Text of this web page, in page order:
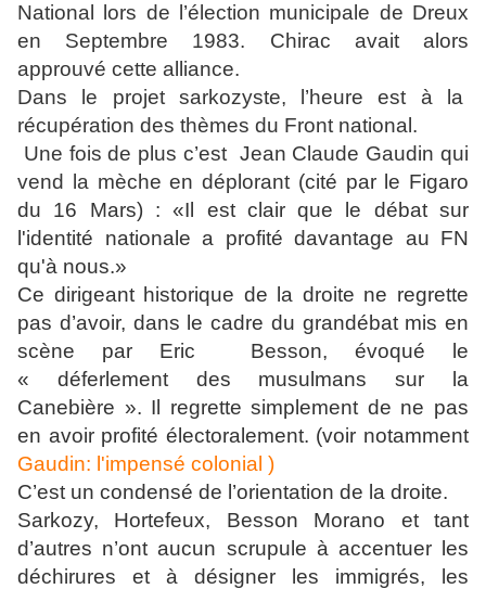
National lors de l’élection municipale de Dreux
en Septembre 1983. Chirac avait alors
approuvé cette alliance.
Dans le projet sarkozyste, l’heure est à la
récupération des thèmes du Front national.
Une fois de plus c’est Jean Claude Gaudin qui
vend la mèche en déplorant (cité par le Figaro
du 16 Mars) : «Il est clair que le débat sur
l'identité nationale a profité davantage au FN
qu'à nous.»
Ce dirigeant historique de la droite ne regrette
pas d’avoir, dans le cadre du grandébat mis en
scène par Eric Besson, évoqué le
« déferlement des musulmans sur la
Canebière ». Il regrette simplement de ne pas
en avoir profité électoralement. (voir notamment
Gaudin: l'impensé colonial )
C’est un condensé de l’orientation de la droite.
Sarkozy, Hortefeux, Besson Morano et tant
d’autres n’ont aucun scrupule à accentuer les
déchirures et à désigner les immigrés, les